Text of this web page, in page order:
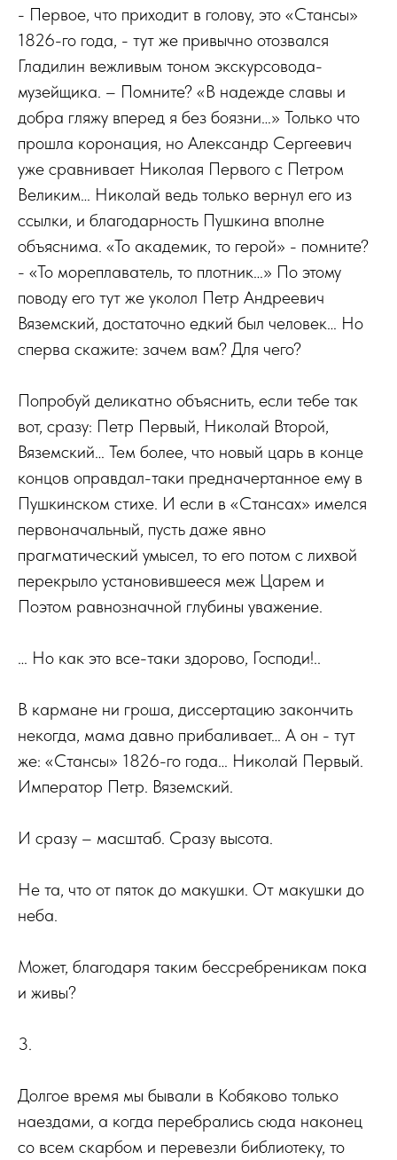
- Первое, что приходит в голову, это «Стансы»
1826-го года, - тут же привычно отозвался
Гладилин вежливым тоном экскурсовода-
музейщика. – Помните? «В надежде славы и
добра гляжу вперед я без боязни…» Только что
прошла коронация, но Александр Сергеевич
уже сравнивает Николая Первого с Петром
Великим… Николай ведь только вернул его из
ссылки, и благодарность Пушкина вполне
объяснима. «То академик, то герой» - помните?
- «То мореплаватель, то плотник…» По этому
поводу его тут же уколол Петр Андреевич
Вяземский, достаточно едкий был человек… Но
сперва скажите: зачем вам? Для чего?
Попробуй деликатно объяснить, если тебе так
вот, сразу: Петр Первый, Николай Второй,
Вяземский… Тем более, что новый царь в конце
концов оправдал-таки предначертанное ему в
Пушкинском стихе. И если в «Стансах» имелся
первоначальный, пусть даже явно
прагматический умысел, то его потом с лихвой
перекрыло установившееся меж Царем и
Поэтом равнозначной глубины уважение.
… Но как это все-таки здорово, Господи!..
В кармане ни гроша, диссертацию закончить
некогда, мама давно прибаливает… А он - тут
же: «Стансы» 1826-го года… Николай Первый.
Император Петр. Вяземский.
И сразу – масштаб. Сразу высота.
Не та, что от пяток до макушки. От макушки до
неба.
Может, благодаря таким бессребреникам пока
и живы?
3.
Долгое время мы бывали в Кобяково только
наездами, а когда перебрались сюда наконец
со всем скарбом и перевезли библиотеку, то